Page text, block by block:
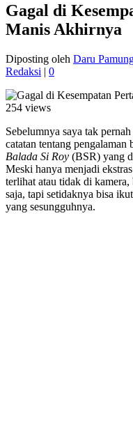
Gagal di
Manis Akhirnya
Diposting oleh Daru
Redaksi | 0
254 views
Sebelumnya saya tak
catatan tentang
Balada Si Roy (BSR) yang
Meski hanya menjadi
terlihat atau tidak di
saja, tapi setidaknya bisa
yang sesungguhnya.